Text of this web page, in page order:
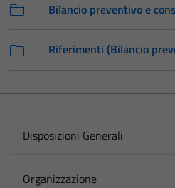
Bilancio preventivo e
Riferimenti (Bilancio
Disposizioni Generali
Organizzazione